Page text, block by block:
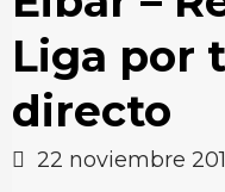
Liga por
directo
22 noviembre